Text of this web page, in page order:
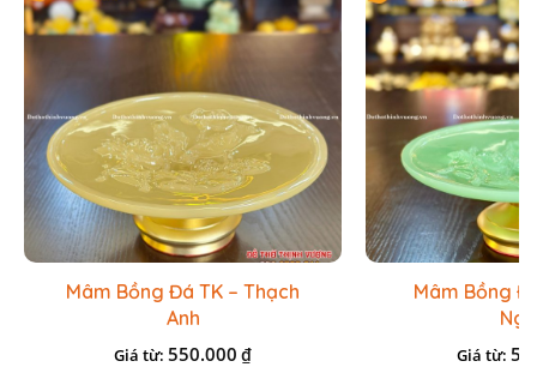
Mâm Bồng Đá TK – Thạch
Anh
Giá từ:550.000 ₫
Mâm Bồng
Giá từ: